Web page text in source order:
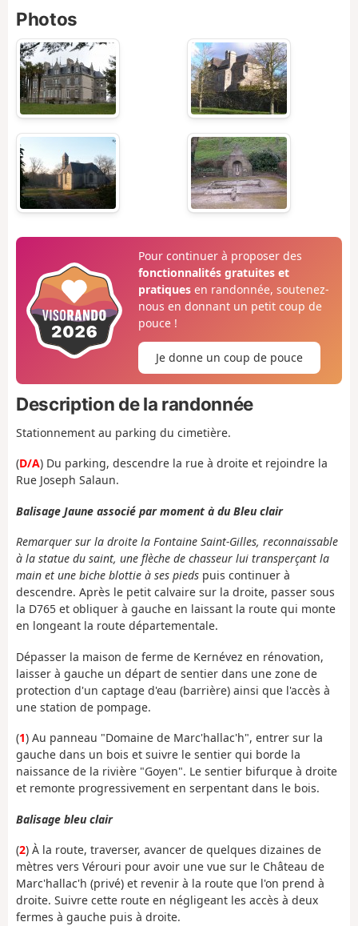
Photos
Pour continuer à proposer des
fonctionnalités gratuites et
pratiquesen randonnée, soutenez-
nous en donnant un petit coup de
pouce !
Je donne un coup de pouce
Description de la randonnée
Stationnement au parking du cimetière.
(D/A) Du parking, descendre la rue à droite et rejoindre la
Rue Joseph Salaun.
Balisage Jaune associé par moment à du Bleu clair
Remarquer sur la droite la Fontaine Saint-Gilles, reconnaissable
à la statue du saint, une flèche de chasseur lui transperçant la
main et une biche blottie à ses pieds puis continuer à
descendre. Après le petit calvaire sur la droite, passer sous
la D765 et obliquer à gauche en laissant la route qui monte
en longeant la route départementale.
Dépasser la maison de ferme de Kernévez en rénovation,
laisser à gauche un départ de sentier dans une zone de
protection d'un captage d'eau (barrière) ainsi que l'accès à
une station de pompage.
(1) Au panneau "Domaine de Marc'hallac'h", entrer sur la
gauche dans un bois et suivre le sentier qui borde la
naissance de la rivière "Goyen". Le sentier bifurque à droite
et remonte progressivement en serpentant dans le bois.
Balisage bleu clair
(2) À la route, traverser, avancer de quelques dizaines de
mètres vers Vérouri pour avoir une vue sur le Château de
Marc'hallac'h (privé) et revenir à la route que l'on prend à
droite. Suivre cette route en négligeant les accès à deux
fermes à gauche puis à droite.